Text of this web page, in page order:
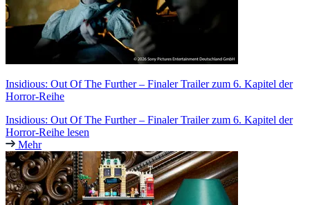
Insidious: Out Of The Further – Finaler Trailer zum 6. Kapitel der
Horror-Reihe
Insidious: Out Of The Further – Finaler Trailer zum 6. Kapitel der
Horror-Reihe lesen
Mehr